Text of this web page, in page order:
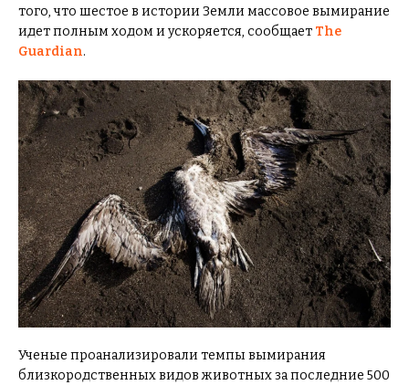
того, что шестое в истории Земли массовое вымирание
идет полным ходом и ускоряется, сообщает The
Guardian.
Ученые проанализировали темпы вымирания
близкородственных видов животных за последние 500